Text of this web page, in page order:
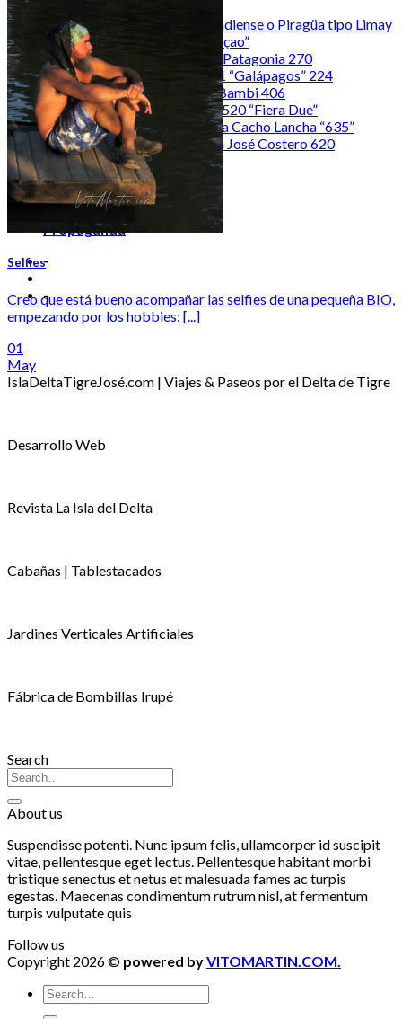
Canoa Canadiense o Piragüa tipo Limay
| “Blue Curaçao”
Della Ostia Patagonia 270
Yamaha 701 “Galápagos” 224
Pagliettini Bambi 406
Perez-Villa 520 “Fiera Due”
Canoa Isleña Cacho Lancha “635”
Tracker San José Costero 620
hominibus
populus
#tobacco
NeoIsleñidad
Propaganda
-
-
Selfies
Creo que está bueno acompañar las selfies de una pequeña BIO,
empezando por los hobbies: [...]
01
May
IslaDeltaTigreJosé.com | Viajes & Paseos por el Delta de Tigre
Desarrollo Web
Revista La Isla del Delta
Cabañas | Tablestacados
Jardines Verticales Artificiales
Fábrica de Bombillas Irupé
Search
About us
Suspendisse potenti. Nunc ipsum felis, ullamcorper id suscipit
vitae, pellentesque eget lectus. Pellentesque habitant morbi
tristique senectus et netus et malesuada fames ac turpis
egestas. Maecenas condimentum rutrum nisl, at fermentum
turpis vulputate quis
Follow us
Copyright 2026 © powered byVITOMARTIN.COM.